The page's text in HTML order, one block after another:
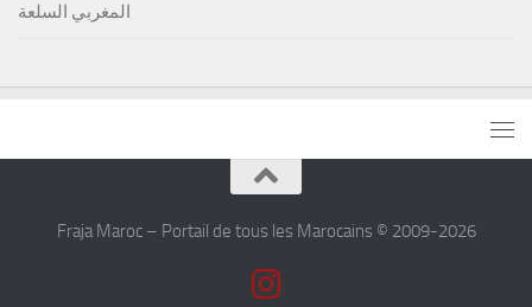
المغربي السلعة
Fraja Maroc – Portail de tous les Marocains © 2009-2026